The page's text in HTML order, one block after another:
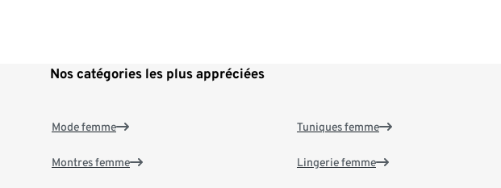
Nos catégories les plus appréciées
Mode femme
Montres femme
Tuniques femme
Lingerie femme